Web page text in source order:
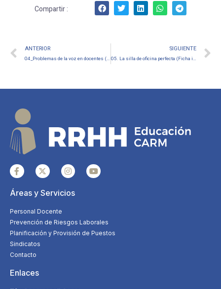
Compartir :
ANTERIOR
04_Problemas de la voz en docentes (ficha informativa de La Tiza Segura)
SIGUIENTE
05. La silla de oficina perfecta (Ficha informativa de la Tiza Segura)
Áreas y Servicios
Personal Docente
Prevención de Riesgos Laborales
Planificación y Provisión de Puestos
Sindicatos
Contacto
Enlaces